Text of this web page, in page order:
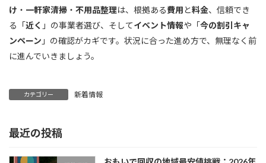
け ・ 一軒家清掃 ・ 不用品整理は、根拠ある費用と料金、信頼でき
る「近く 」の事業者選び、そしてイベント情報や「今の割引キャ
ンペーン 」の確認がカギです。状況に合った進め方で、無理なく前
に進んでいきましょう。
カテゴリー 新着情報
最近の投稿